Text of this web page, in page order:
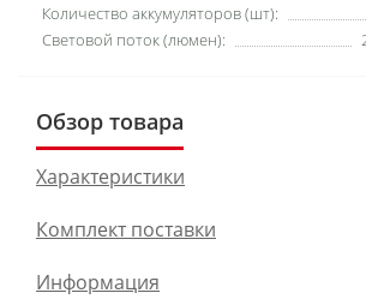
Количество аккумуляторов (шт):
Световой поток (люмен):
Обзор товара
Характеристики
Комплект поставки
Информация